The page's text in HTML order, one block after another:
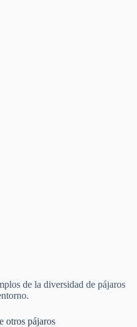
de la diversidad de pájaros
otros pájaros